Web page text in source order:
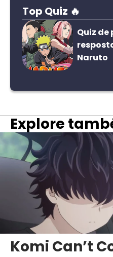
Top Quiz 🔥
Quiz de
Naruto
Explore
Komi Can’t